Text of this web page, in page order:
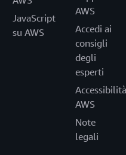
JavaScript
su AWS
AWS
Accedi ai
consigli
degli
esperti
Accessibilità
AWS
Note
legali